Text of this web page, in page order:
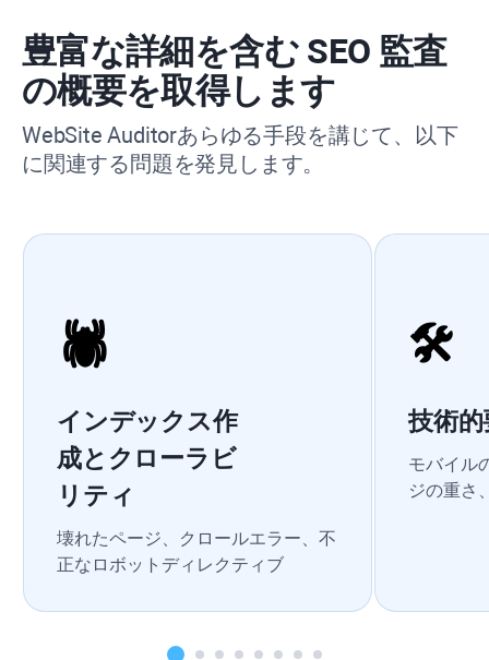
豊富な詳細を含む SEO 監査
の概要を取得します
WebSite Auditorあらゆる手段を講じて、以下
に関連する問題を発見します。
🕷
インデックス作
成とクローラビ
リティ
壊れたページ、クロールエラー、不
正なロボットディレクティブ
🛠
技術的
モバイル
ジの重さ